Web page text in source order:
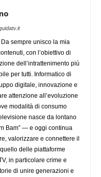
sempre unisco la mia
con l’obiettivo di
dell’intrattenimento più
per tutti. Informatico di
digitale, innovazione e
attenzione all’evoluzione
modalità di consumo
nasce da lontano
Bam” — e oggi continua
valorizzare e connettere il
delle piattaforme
in particolare crime e
di unire generazioni e